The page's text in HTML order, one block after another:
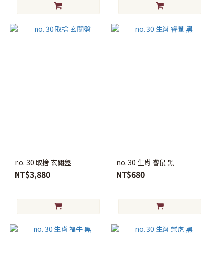
no. 30 取捨 玄關盤
NT$3,880
no. 30 生肖 睿鼠 黑
NT$680